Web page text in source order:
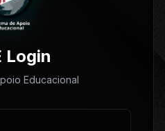
Login
Educacional